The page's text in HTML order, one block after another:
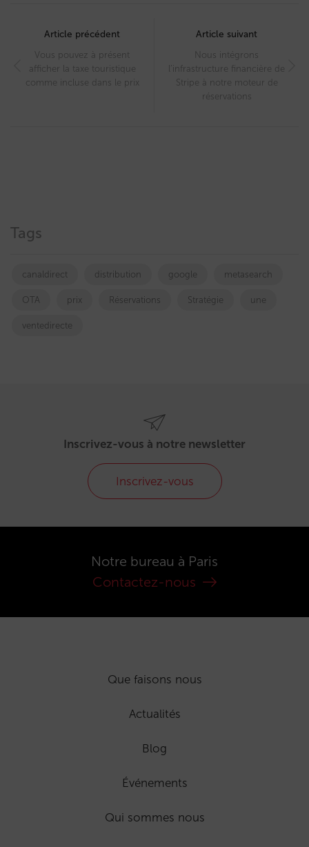
navigation
Article précédent
Vous pouvez à présent
afficher la taxe touristique
comme incluse dans le prix
Article suivant
Nous intégrons
l’infrastructure financière de
Stripe à notre moteur de
réservations
Tags
canaldirect distribution google metasearch
OTA prix Réservations Stratégie une
ventedirecte
Inscrivez-vous à notre newsletter
Inscrivez-vous
Notre bureau à Paris
Contactez-nous
Que faisons nous
Actualités
Blog
Événements
Qui sommes nous